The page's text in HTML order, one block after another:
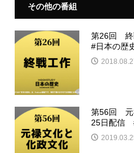
その他の番組
第26回 終
#日本の歴
第56回 元
25日配信